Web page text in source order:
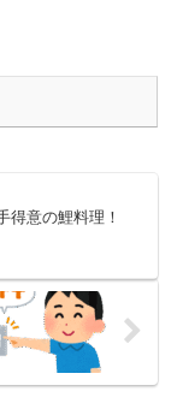
得意の鯉料理！